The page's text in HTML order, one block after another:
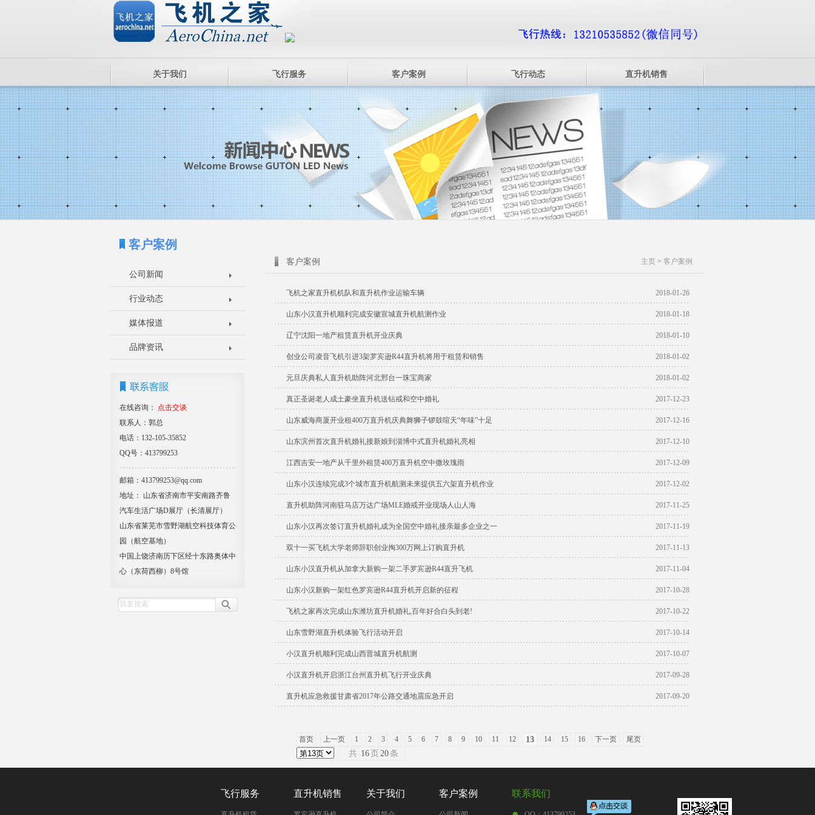
关于我们 飞行服务 客户案例 飞行动态 直升机销售
客户案例
公司新闻
行业动态
媒体报道
品牌资讯
在线咨询：
点击交谈
联系人：郭总
电话：132-105-35852
QQ号：413799253
邮箱：413799253@qq.com
地址： 山东省济南市平安南路齐鲁
汽车生活广场D展厅（长清展厅）
山东省莱芜市雪野湖航空科技体育公
园（航空基地）
中国上饶济南历下区经十东路奥体中
心（东荷西柳）8号馆
主页 > 客户案例
客户案例
2018-01-26
飞机之家直升机机队和直升机作业运输车辆
2018-01-18
山东小汉直升机顺利完成安徽宣城直升机航测作业
2018-01-10
辽宁沈阳一地产租赁直升机开业庆典
2018-01-02
创业公司凌音飞机引进3架罗宾逊R44直升机将用于租赁和销售
2018-01-02
元旦庆典私人直升机助阵河北邢台一珠宝商家
2017-12-23
真正圣诞老人成土豪坐直升机送钻戒和空中婚礼
2017-12-16
山东威海商厦开业租400万直升机庆典舞狮子锣鼓喧天“年味”十足
2017-12-10
山东滨州首次直升机婚礼接新娘到淄博中式直升机婚礼亮相
2017-12-09
江西吉安一地产从千里外租赁400万直升机空中撒玫瑰雨
2017-12-02
山东小汉连续完成3个城市直升机航测未来提供五六架直升机作业
2017-11-25
直升机助阵河南驻马店万达广场MLE婚戒开业现场人山人海
2017-11-19
山东小汉再次签订直升机婚礼成为全国空中婚礼接亲最多企业之一
2017-11-13
双十一买飞机大学老师辞职创业掏300万网上订购直升机
2017-11-04
山东小汉直升机从加拿大新购一架二手罗宾逊R44直升飞机
2017-10-28
山东小汉新购一架红色罗宾逊R44直升机开启新的征程
2017-10-22
飞机之家再次完成山东潍坊直升机婚礼,百年好合白头到老!
2017-10-14
山东雪野湖直升机体验飞行活动开启
2017-10-07
小汉直升机顺利完成山西晋城直升机航测
2017-09-28
小汉直升机开启浙江台州直升机飞行开业庆典
2017-09-20
直升机应急救援甘肃省2017年公路交通地震应急开启
首页 上一页 1 2 3 4 5 6 7 8 9 10 11 12 13 14 15 16 下一页 尾页
共 16 页 20 条
飞行服务 直升机销售 关于我们 客户案例 联系我们